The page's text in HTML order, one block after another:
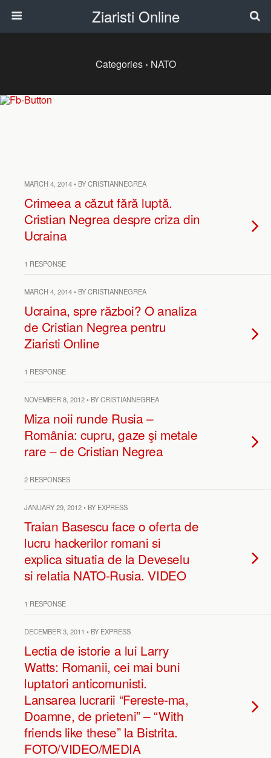
Ziaristi Online
Categories › NATO
MARCH 4, 2014 • BY CRISTIANNEGREA
Crimeea a căzut fără luptă.
Cristian Negrea despre criza din
Ucraina
1 RESPONSE
MARCH 4, 2014 • BY CRISTIANNEGREA
Ucraina, spre război? O analiza
de Cristian Negrea pentru
Ziaristi Online
1 RESPONSE
NOVEMBER 8, 2012 • BY CRISTIANNEGREA
Miza noii runde Rusia –
România: cupru, gaze şi metale
rare – de Cristian Negrea
2 RESPONSES
JANUARY 29, 2012 • BY EXPRESS
Traian Basescu face o oferta de
lucru hackerilor romani si
explica situatia de la Deveselu
si relatia NATO-Rusia. VIDEO
1 RESPONSE
DECEMBER 3, 2011 • BY EXPRESS
Lectia de istorie a lui Larry
Watts: Romanii, cei mai buni
luptatori anticomunisti.
Lansarea lucrarii “Fereste-ma,
Doamne, de prieteni” – “With
friends like these” la Bistrita.
FOTO/VIDEO/MEDIA